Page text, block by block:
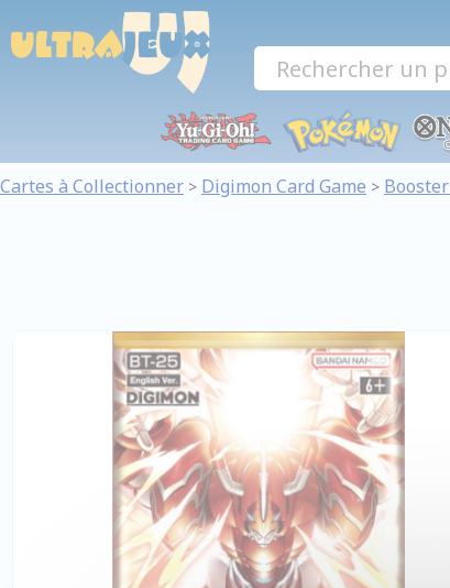
Cartes à Collectionner > Digimon Card Game >
Panneau de gestion des cookies